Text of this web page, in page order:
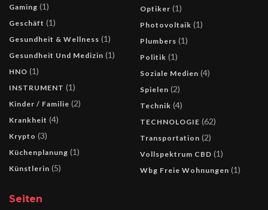
Gaming (1)
Geschäft (1)
Gesundheit & Wellness (1)
Gesundheit Und Medizin (1)
HNO (1)
INSTRUMENT (1)
Kinder / Familie (2)
Krankheit (4)
Krypto (3)
Küchenplanung (1)
Künstlerin (5)
Optiker (1)
Photovoltaik (1)
Plumbers (1)
Politik (1)
Soziale Medien (4)
Spielen (2)
Technik (4)
TECHNOLOGIE (62)
Transportation (2)
Vollspektrum CBD (1)
Wbg Freie Wohnungen (1)
Seiten